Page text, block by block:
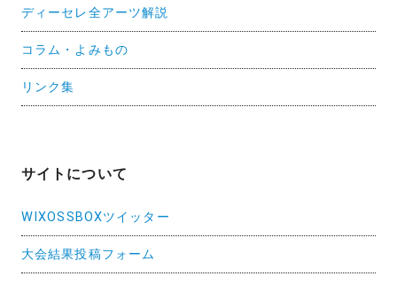
ディーセレ全アーツ解説
コラム・よみもの
リンク集
サイトについて
WIXOSSBOXツイッター
大会結果投稿フォーム